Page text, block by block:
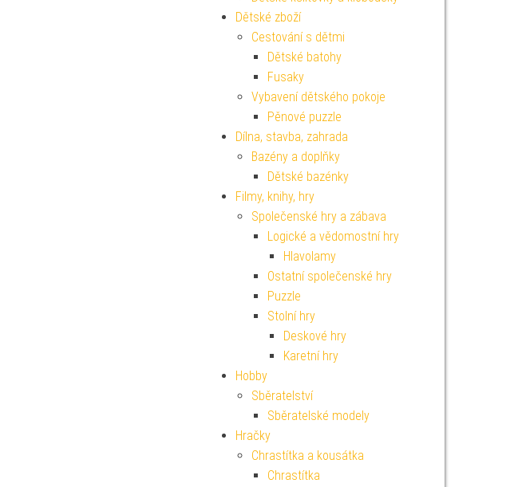
Dětské zboží
Cestování s dětmi
Dětské batohy
Fusaky
Vybavení dětského pokoje
Pěnové puzzle
Dílna, stavba, zahrada
Bazény a doplňky
Dětské bazénky
Filmy, knihy, hry
Společenské hry a zábava
Logické a vědomostní hry
Hlavolamy
Ostatní společenské hry
Puzzle
Stolní hry
Deskové hry
Karetní hry
Hobby
Sběratelství
Sběratelské modely
Hračky
Chrastítka a kousátka
Chrastítka